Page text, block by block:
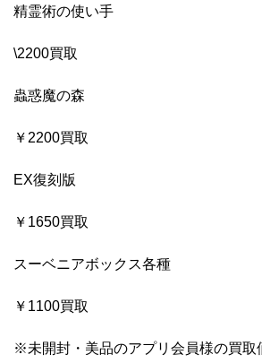
精霊術の使い手
\2200買取
蟲惑魔の森
￥2200買取
EX復刻版
￥1650買取
スーベニアボックス各種
￥1100買取
※未開封・美品のアプリ会員様の買取